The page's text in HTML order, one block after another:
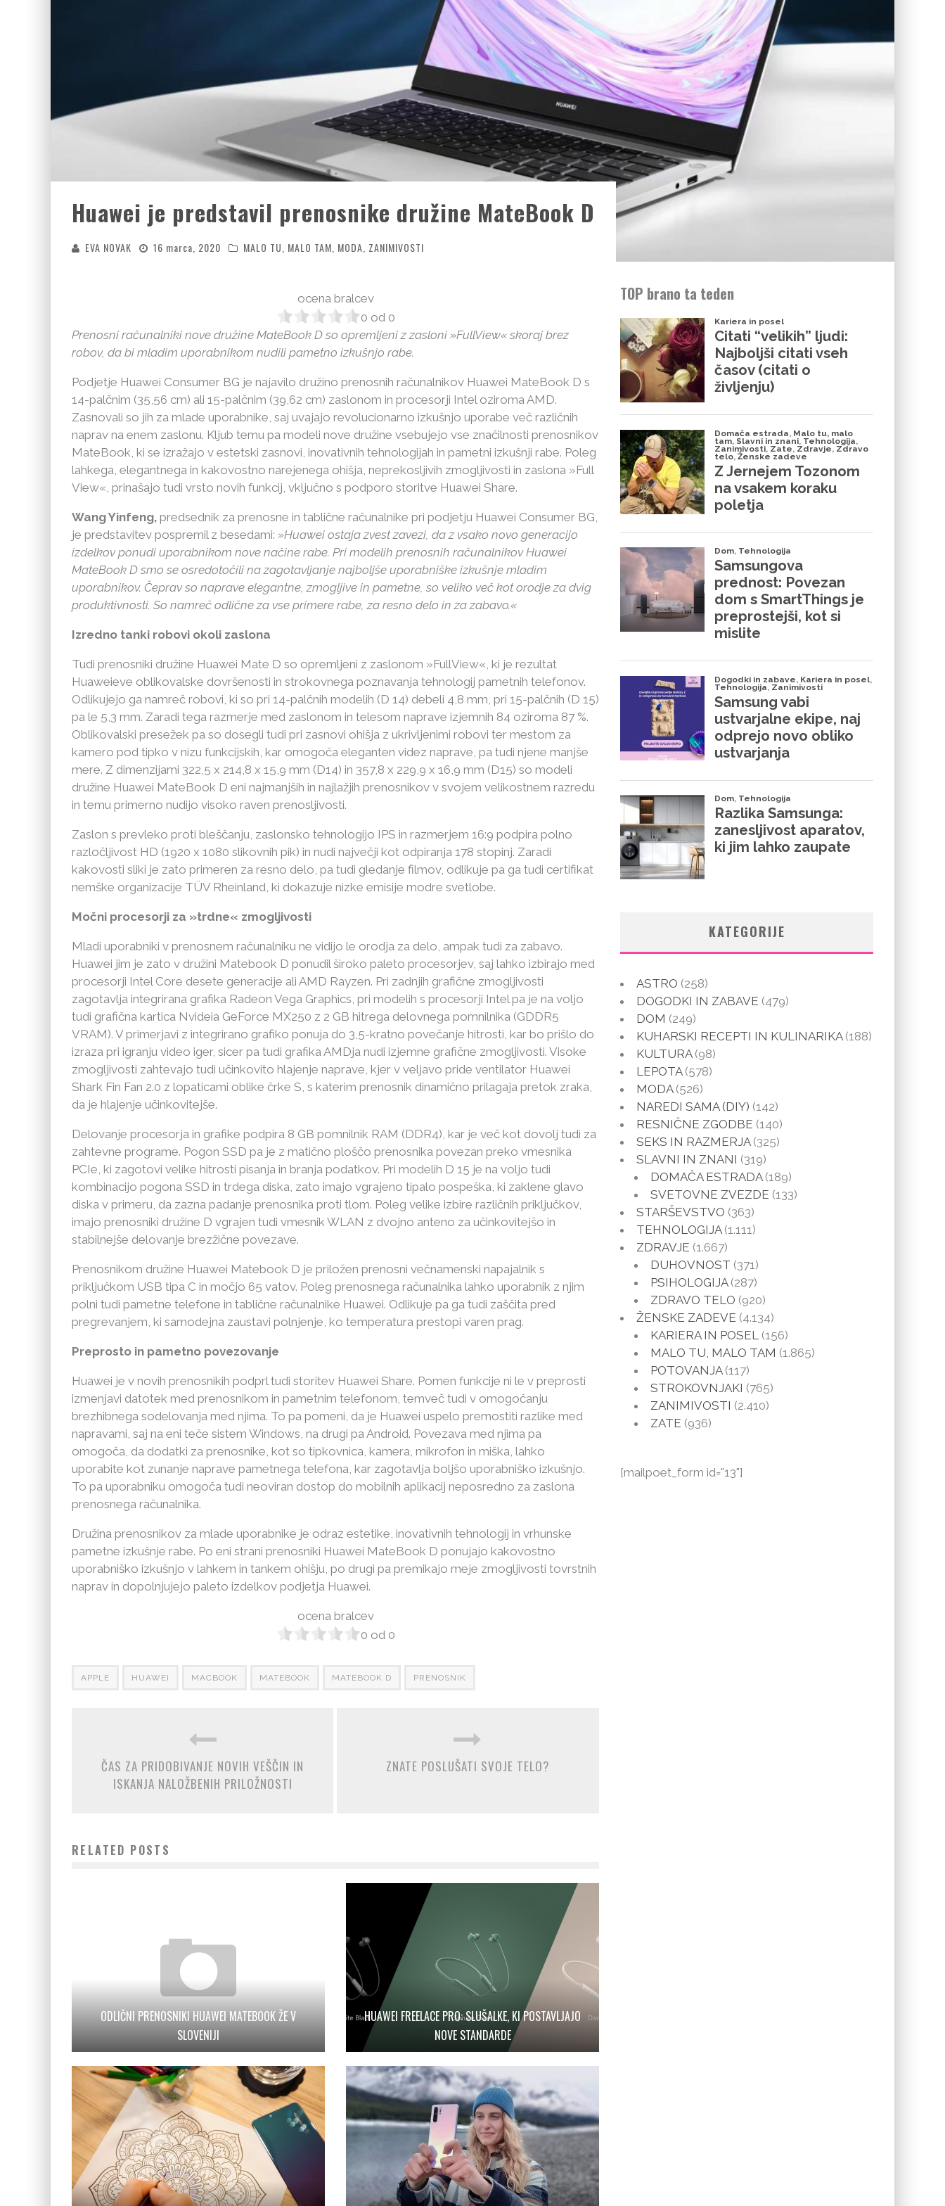
Huawei je predstavil prenosnike družine MateBook D
EVA NOVAK 16 marca, 2020 MALO TU, MALO TAM MODA ZANIMIVOSTI
ocena bralcev
0 od 0
Prenosni računalniki nove družine MateBook D so opremljeni z zasloni »FullView« skoraj brez
robov, da bi mladim uporabnikom nudili pametno izkušnjo rabe.
Podjetje Huawei Consumer BG je najavilo družino prenosnih računalnikov Huawei MateBook D s
14-palčnim (35,56 cm) ali 15-palčnim (39,62 cm) zaslonom in procesorji Intel oziroma AMD.
Zasnovali so jih za mlade uporabnike, saj uvajajo revolucionarno izkušnjo uporabe več različnih
naprav na enem zaslonu. Kljub temu pa modeli nove družine vsebujejo vse značilnosti prenosnikov
MateBook, ki se izražajo v estetski zasnovi, inovativnih tehnologijah in pametni izkušnji rabe. Poleg
lahkega, elegantnega in kakovostno narejenega ohišja, neprekosljivih zmogljivosti in zaslona »Full
View«, prinašajo tudi vrsto novih funkcij, vključno s podporo storitve Huawei Share.
Wang Yinfeng, predsednik za prenosne in tablične računalnike pri podjetju Huawei Consumer BG,
je predstavitev pospremil z besedami: »Huawei ostaja zvest zavezi, da z vsako novo generacijo
izdelkov ponudi uporabnikom nove načine rabe. Pri modelih prenosnih računalnikov Huawei
MateBook D smo se osredotočili na zagotavljanje najboljše uporabniške izkušnje mladim
uporabnikov. Čeprav so naprave elegantne, zmogljive in pametne, so veliko več kot orodje za dvig
produktivnosti. So namreč odlične za vse primere rabe, za resno delo in za zabavo.«
Izredno tanki robovi okoli zaslona
Tudi prenosniki družine Huawei Mate D so opremljeni z zaslonom »FullView«, ki je rezultat
Huaweieve oblikovalske dovršenosti in strokovnega poznavanja tehnologij pametnih telefonov.
Odlikujejo ga namreč robovi, ki so pri 14-palčnih modelih (D 14) debeli 4,8 mm, pri 15-palčnih (D 15)
pa le 5,3 mm. Zaradi tega razmerje med zaslonom in telesom naprave izjemnih 84 oziroma 87 %.
Oblikovalski presežek pa so dosegli tudi pri zasnovi ohišja z ukrivljenimi robovi ter mestom za
kamero pod tipko v nizu funkcijskih, kar omogoča eleganten videz naprave, pa tudi njene manjše
mere. Z dimenzijami 322,5 x 214,8 x 15,9 mm (D14) in 357,8 x 229,9 x 16,9 mm (D15) so modeli
družine Huawei MateBook D eni najmanjših in najlažjih prenosnikov v svojem velikostnem razredu
in temu primerno nudijo visoko raven prenosljivosti.
Zaslon s prevleko proti bleščanju, zaslonsko tehnologijo IPS in razmerjem 16:9 podpira polno
razločljivost HD (1920 x 1080 slikovnih pik) in nudi največji kot odpiranja 178 stopinj. Zaradi
kakovosti sliki je zato primeren za resno delo, pa tudi gledanje filmov, odlikuje pa ga tudi certifikat
nemške organizacije TÜV Rheinland, ki dokazuje nizke emisije modre svetlobe.
Močni procesorji za »trdne« zmogljivosti
Mladi uporabniki v prenosnem računalniku ne vidijo le orodja za delo, ampak tudi za zabavo.
Huawei jim je zato v družini Matebook D ponudil široko paleto procesorjev, saj lahko izbirajo med
procesorji Intel Core desete generacije ali AMD Rayzen. Pri zadnjih grafične zmogljivosti
zagotavlja integrirana grafika Radeon Vega Graphics, pri modelih s procesorji Intel pa je na voljo
tudi grafična kartica Nvideia GeForce MX250 z 2 GB hitrega delovnega pomnilnika (GDDR5
VRAM). V primerjavi z integrirano grafiko ponuja do 3,5-kratno povečanje hitrosti, kar bo prišlo do
izraza pri igranju video iger, sicer pa tudi grafika AMDja nudi izjemne grafične zmogljivosti. Visoke
zmogljivosti zahtevajo tudi učinkovito hlajenje naprave, kjer v veljavo pride ventilator Huawei
Shark Fin Fan 2.0 z lopaticami oblike črke S, s katerim prenosnik dinamično prilagaja pretok zraka,
da je hlajenje učinkovitejše.
Delovanje procesorja in grafike podpira 8 GB pomnilnik RAM (DDR4), kar je več kot dovolj tudi za
zahtevne programe. Pogon SSD pa je z matično ploščo prenosnika povezan preko vmesnika
PCIe, ki zagotovi velike hitrosti pisanja in branja podatkov. Pri modelih D 15 je na voljo tudi
kombinacijo pogona SSD in trdega diska, zato imajo vgrajeno tipalo pospeška, ki zaklene glavo
diska v primeru, da zazna padanje prenosnika proti tlom. Poleg velike izbire različnih priključkov,
imajo prenosniki družine D vgrajen tudi vmesnik WLAN z dvojno anteno za učinkovitejšo in
stabilnejše delovanje brezžične povezave.
Prenosnikom družine Huawei Matebook D je priložen prenosni večnamenski napajalnik s
priključkom USB tipa C in močjo 65 vatov. Poleg prenosnega računalnika lahko uporabnik z njim
polni tudi pametne telefone in tablične računalnike Huawei. Odlikuje pa ga tudi zaščita pred
pregrevanjem, ki samodejna zaustavi polnjenje, ko temperatura prestopi varen prag.
Preprosto in pametno povezovanje
Huawei je v novih prenosnikih podprl tudi storitev Huawei Share. Pomen funkcije ni le v preprosti
izmenjavi datotek med prenosnikom in pametnim telefonom, temveč tudi v omogočanju
brezhibnega sodelovanja med njima. To pa pomeni, da je Huawei uspelo premostiti razlike med
napravami, saj na eni teče sistem Windows, na drugi pa Android. Povezava med njima pa
omogoča, da dodatki za prenosnike, kot so tipkovnica, kamera, mikrofon in miška, lahko
uporabite kot zunanje naprave pametnega telefona, kar zagotavlja boljšo uporabniško izkušnjo.
To pa uporabniku omogoča tudi neoviran dostop do mobilnih aplikacij neposredno za zaslona
prenosnega računalnika.
Družina prenosnikov za mlade uporabnike je odraz estetike, inovativnih tehnologij in vrhunske
pametne izkušnje rabe. Po eni strani prenosniki Huawei MateBook D ponujajo kakovostno
uporabniško izkušnjo v lahkem in tankem ohišju, po drugi pa premikajo meje zmogljivosti tovrstnih
naprav in dopolnjujejo paleto izdelkov podjetja Huawei.
ocena bralcev
0 od 0
APPLE HUAWEI MACBOOK MATEBOOK MATEBOOK D PRENOSNIK
ČAS ZA PRIDOBIVANJE NOVIH VEŠČIN IN
ISKANJA NALOŽBENIH PRILOŽNOSTI
ZNATE POSLUŠATI SVOJE TELO?
RELATED POSTS
ODLIČNI PRENOSNIKI HUAWEI MATEBOOK ŽE V
SLOVENIJI
HUAWEI FREELACE PRO: SLUŠALKE, KI POSTAVLJAJO
NOVE STANDARDE
TOP brano ta teden
KATEGORIJE
ASTRO (258)
DOGODKI IN ZABAVE (479)
DOM (249)
KUHARSKI RECEPTI IN KULINARIKA(188)
KULTURA(98)
LEPOTA(578)
MODA(526)
NAREDI SAMA (DIY) (142)
RESNIČNE ZGODBE (140)
SEKS IN RAZMERJA(325)
SLAVNI IN ZNANI (319)
DOMAČA ESTRADA(189)
SVETOVNE ZVEZDE (133)
STARŠEVSTVO (363)
TEHNOLOGIJA(1.111)
ZDRAVJE (1.667)
DUHOVNOST (371)
PSIHOLOGIJA(287)
ZDRAVO TELO (920)
ŽENSKE ZADEVE (4.134)
KARIERA IN POSEL (156)
MALO TU, MALO TAM (1.865)
POTOVANJA(117)
STROKOVNJAKI (765)
ZANIMIVOSTI (2.410)
ZATE (936)
[mailpoet_form id="13"]